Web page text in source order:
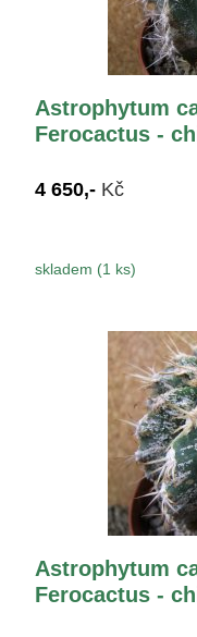
Astrophytum
Ferocactus -
4 650,- Kč
skladem (1 ks)
Astrophytum
Ferocactus -